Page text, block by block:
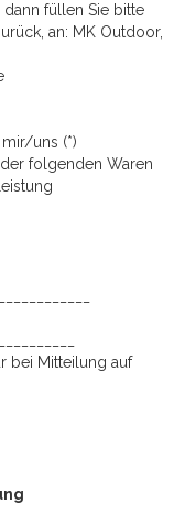
füllen Sie bitte
an: MK Outdoor,
uns (*)
folgenden Waren
bei Mitteilung auf